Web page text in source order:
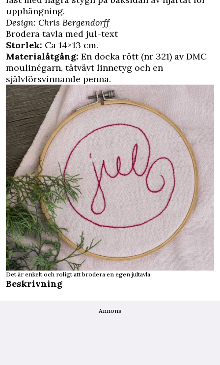
upphängning.
Design: Chris Bergendorff
Brodera tavla med jul-text
Storlek: Ca 14×13 cm.
Materialåtgång: En docka rött (nr 321) av DMC
moulinégarn, tätvävt linnetyg och en
självförsvinnande penna.
Det är enkelt och roligt att brodera en egen jultavla.
Beskrivning
Annons